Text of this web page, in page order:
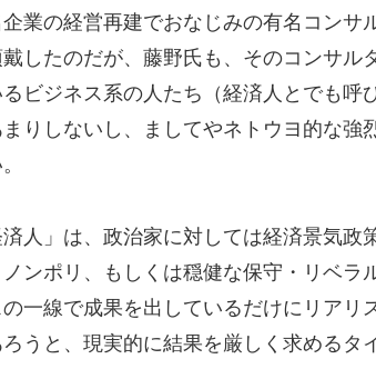
業の経営再建でおなじみの有名コンサ
したのだが、藤野氏も、そのコンサル
ビジネス系の人たち（経済人とでも呼
りしないし、ましてやネトウヨ的な強
人」は、政治家に対しては経済景気政
ンポリ、もしくは穏健な保守・リベラ
一線で成果を出しているだけにリアリ
うと、現実的に結果を厳しく求めるタ